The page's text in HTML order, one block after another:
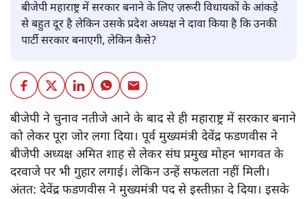
बीजेपी महाराष्ट्र में सरकार बनाने के लिए ज़रूरी विधायकों के आंकड़े
से बहुत दूर है लेकिन उसके प्रदेश अध्यक्ष ने दावा किया है कि उनकी
पार्टी सरकार बनाएगी, लेकिन कैसे?
बीजेपी ने चुनाव नतीजे आने के बाद से ही महाराष्ट्र में सरकार बनाने
को लेकर पूरा जोर लगा दिया। पूर्व मुख्यमंत्री देवेंद्र फडणवीस ने
बीजेपी अध्यक्ष अमित शाह से लेकर संघ प्रमुख मोहन भागवत के
दरवाजे पर भी गुहार लगाई। लेकिन उन्हें सफलता नहीं मिली।
अंतत: देवेंद्र फडणवीस ने मुख्यमंत्री पद से इस्तीफ़ा दे दिया। इसके